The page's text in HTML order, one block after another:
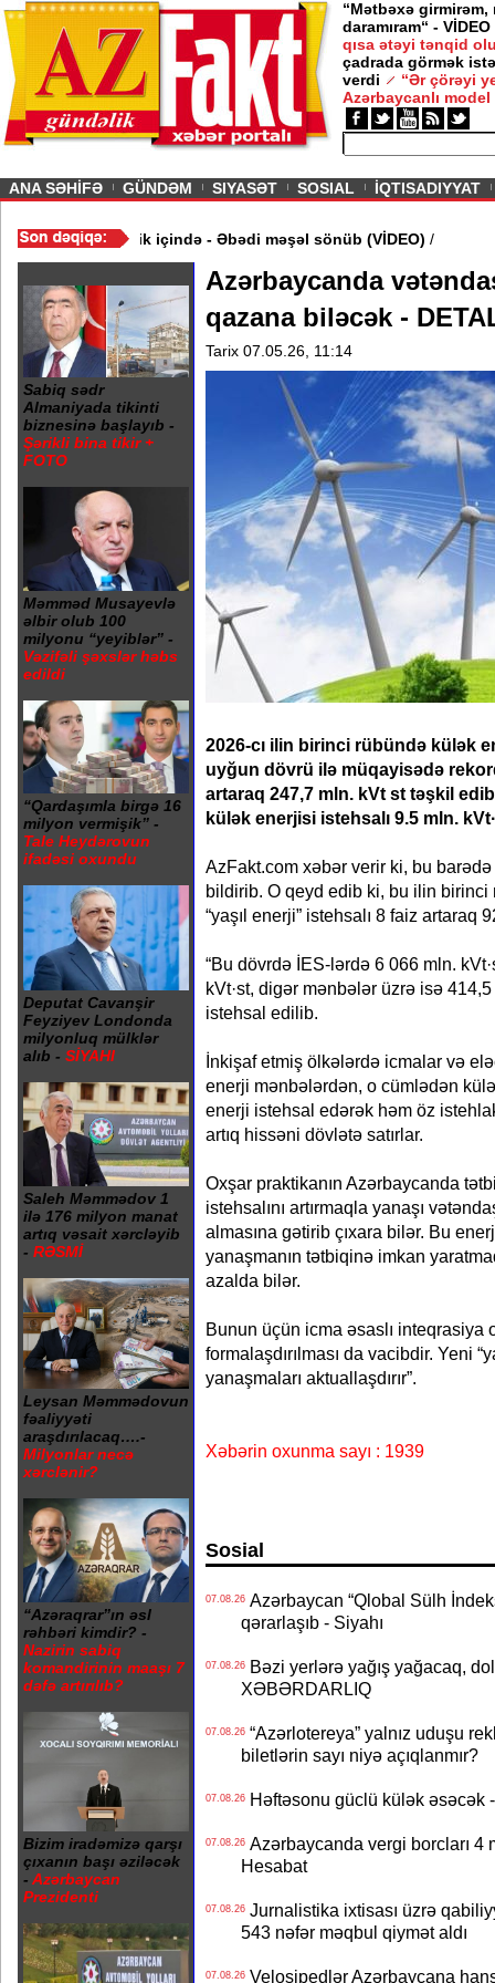
“Mətbəxə girmirəm,
daramıram“ - VİDEO
qısa ətəyi tənqid
çadrada görmək
verdi
“Ər çörəyi
Azərbaycanlı model
ANA SƏHİFƏ GÜNDƏM SIYASƏT SOSIAL İQTISADIYYAT
20 Yanvar abidəsi zibillik içində - Əbədi məşəl sönüb (VİDEO)
Sabiq sədr
Almaniyada tikinti
biznesinə başlayıb -
Şərikli bina tikir +
FOTO
Məmməd Musayevlə
əlbir olub 100
milyonu “yeyiblər” -
Vəzifəli şəxslər həbs
edildi
“Qardaşımla birgə 16
milyon vermişik” -
Tale Heydərovun
ifadəsi oxundu
Deputat Cavanşir
Feyziyev Londonda
milyonluq mülklər
alıb - SİYAHI
Saleh Məmmədov 1
ilə 176 milyon manat
artıq vəsait xərcləyib
- RƏSMİ
Leysan Məmmədovun
fəaliyyəti
araşdırılacaq….-
Milyonlar necə
xərclənir?
“Azəraqrar”ın əsl
rəhbəri kimdir? -
Nazirin sabiq
komandirinin maaşı 7
dəfə artırılıb?
Bizim iradəmizə qarşı
çıxanın başı əziləcək
- Azərbaycan
Prezidenti
Azərbaycanda
qazana biləcək -
Tarix 07.05.26, 11:14
2026-cı ilin birinci rübündə külək
uyğun dövrü ilə müqayisədə
artaraq 247,7 mln. kVt st təşkil
külək enerjisi istehsalı 9.5 mln.
AzFakt.com xəbər verir ki, bu
bildirib. O qeyd edib ki, bu ilin
“yaşıl enerji” istehsalı 8 faiz artaraq
“Bu dövrdə İES-lərdə 6 066 mln.
kVt·st, digər mənbələr üzrə isə
istehsal edilib.
İnkişaf etmiş ölkələrdə icmalar və
enerji mənbələrdən, o cümlədən
enerji istehsal edərək həm öz
artıq hissəni dövlətə satırlar.
Oxşar praktikanın Azərbaycanda
istehsalını artırmaqla yanaşı
almasına gətirib çıxara bilər. Bu
yanaşmanın tətbiqinə imkan
azalda bilər.
Bunun üçün icma əsaslı inteqrasiya
formalaşdırılması da vacibdir. Yeni
yanaşmaları aktuallaşdırır”.
Xəbərin oxunma sayı : 1939
Sosial
07.08.26Azərbaycan “Qlobal Sülh
qərarlaşıb - Siyahı
07.08.26Bəzi yerlərə yağış yağacaq,
XƏBƏRDARLIQ
07.08.26“Azərlotereya” yalnız uduşu
biletlərin sayı niyə açıqlanmır?
07.08.26Həftəsonu güclü külək əsəcək
07.08.26Azərbaycanda vergi borcları 4
Hesabat
07.08.26Jurnalistika ixtisası üzrə
543 nəfər məqbul qiymət aldı
07.08.26Velosipedlər Azərbaycana